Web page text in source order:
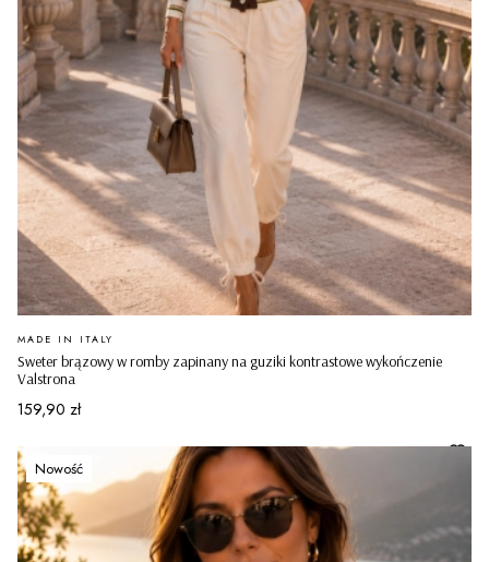
Sweter brązowy w romby zapinany na guziki kontrastowe wykończenie
Valstrona
PRODUCENT
MADE IN ITALY
Cena
159,90 zł
Nowość